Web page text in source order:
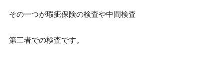
その一つが瑕疵保険の検査や中間検査
第三者での検査です。